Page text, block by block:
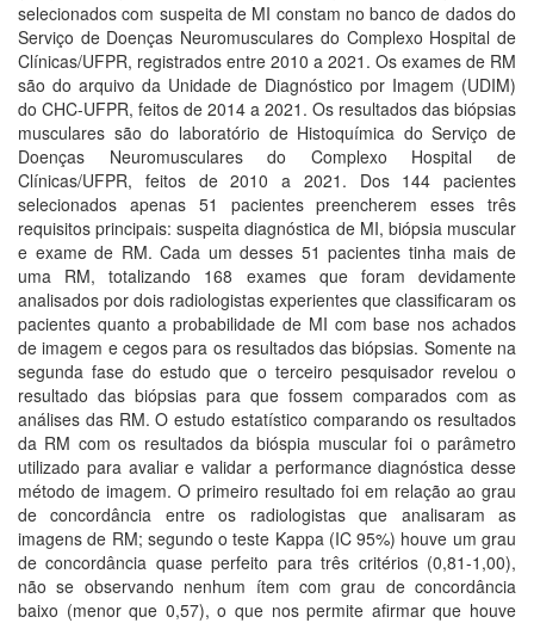
selecionados com suspeita de MI constam no banco de dados do
Serviço de Doenças Neuromusculares do Complexo Hospital de
Clínicas/UFPR, registrados entre 2010 a 2021. Os exames de RM
são do arquivo da Unidade de Diagnóstico por Imagem (UDIM)
do CHC-UFPR, feitos de 2014 a 2021. Os resultados das biópsias
musculares são do laboratório de Histoquímica do Serviço de
Doenças Neuromusculares do Complexo Hospital de
Clínicas/UFPR, feitos de 2010 a 2021. Dos 144 pacientes
selecionados apenas 51 pacientes preencherem esses três
requisitos principais: suspeita diagnóstica de MI, biópsia muscular
e exame de RM. Cada um desses 51 pacientes tinha mais de
uma RM, totalizando 168 exames que foram devidamente
analisados por dois radiologistas experientes que classificaram os
pacientes quanto a probabilidade de MI com base nos achados
de imagem e cegos para os resultados das biópsias. Somente na
segunda fase do estudo que o terceiro pesquisador revelou o
resultado das biópsias para que fossem comparados com as
análises das RM. O estudo estatístico comparando os resultados
da RM com os resultados da bióspia muscular foi o parâmetro
utilizado para avaliar e validar a performance diagnóstica desse
método de imagem. O primeiro resultado foi em relação ao grau
de concordância entre os radiologistas que analisaram as
imagens de RM; segundo o teste Kappa (IC 95%) houve um grau
de concordância quase perfeito para três critérios (0,81-1,00),
não se observando nenhum ítem com grau de concordância
baixo (menor que 0,57), o que nos permite afirmar que houve